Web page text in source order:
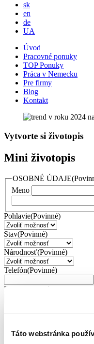
Táto webstránka
sk
en
de
UA
Úvod
Pracovné ponuky
TOP Ponuky
Práca v Nemecku
Pre firmy
Blog
Kontakt
Vytvorte si životopis
Mini životopis
OSOBNÉ ÚDAJE
Meno
Pohlavie(Povinné)
Stav(Povinné)
Národnosť(Povinné)
Telefón(Povinné)
Email (Povinné)